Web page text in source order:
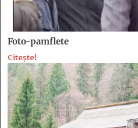
Foto-pamflete
Citește!